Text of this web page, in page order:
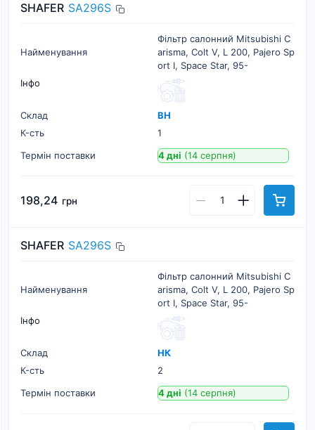
SHAFER SA296S
Найменування
Фільтр салонний Mitsubishi C
arisma, Colt V, L 200, Pajero Sp
ort I, Space Star, 95-
Інфо
Склад
ВН
К-cть
1
Термін поставки
4 дні (14 серпня)
198,24 грн
SHAFER SA296S
Найменування
Фільтр салонний Mitsubishi C
arisma, Colt V, L 200, Pajero Sp
ort I, Space Star, 95-
Інфо
Склад
НК
К-cть
2
Термін поставки
4 дні (14 серпня)